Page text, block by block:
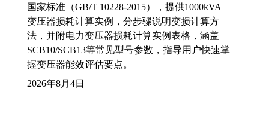
国家标准（GB/T 10228-2015），提供1000kVA
变压器损耗计算实例，分步骤说明变损计算方
法，并附电力变压器损耗计算实例表格，涵盖
SCB10/SCB13等常见型号参数，指导用户快速掌
握变压器能效评估要点。
2026年8月4日